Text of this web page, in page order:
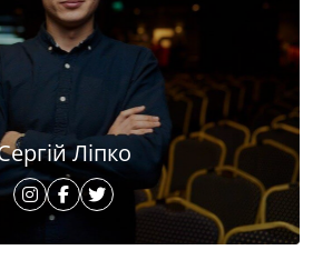
Ліпко